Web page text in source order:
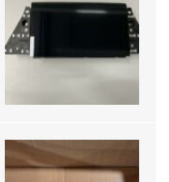
Regelapparaat voor
digitale buitenspiegel
€599,-